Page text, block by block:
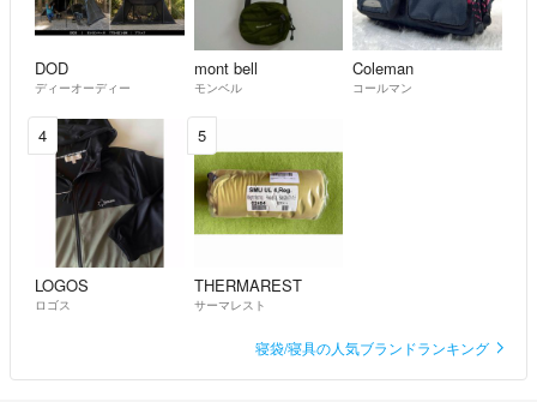
DOD
ディーオーディー
mont bell
モンベル
Coleman
コールマン
4
LOGOS
ロゴス
5
THERMAREST
サーマレスト
寝袋/寝具の人気ブランドランキング